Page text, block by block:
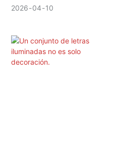
materializa esta "estética
de texturas y la creación
de atmósferas.
2026 04 10